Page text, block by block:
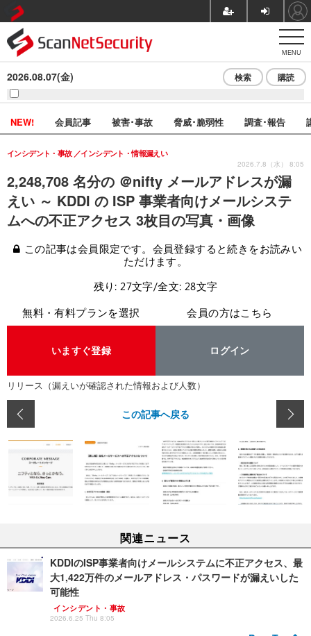
MENU
2026.08.07(金) 検索 購読
NEW! 会員記事 被害･事故 脅威･脆弱性 調査･報告
2,248,708 名分の ＠nifty メールアドレスが漏
えい ～ KDDI の ISP 事業者向けメールシステ
ムへの不正アクセス 3枚目の写真・画像
インシデント・事故 インシデント・情報漏えい
2026.7.8（水） 8:05
この記事は会員限定です。会員登録すると続きをお読みい
ただけます。
残り: 27文字/全文: 28文字
無料・有料プランを選択
いますぐ登録
会員の方はこちら
ログイン
リリース（漏えいが確認された情報および人数）
この記事へ戻る
関連ニュース
KDDIのISP事業者向けメールシステムに不正アクセス、最
大1,422万件のメールアドレス・パスワードが漏えいした
可能性
インシデント・事故
2026.6.25 Thu 8:05